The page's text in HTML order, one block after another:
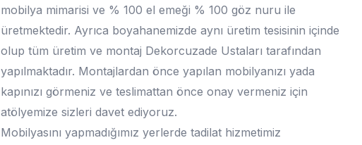
mobilya mimarisi ve % 100 el emeği % 100 göz nuru ile
üretmektedir. Ayrıca boyahanemizde aynı üretim tesisinin içinde
olup tüm üretim ve montaj Dekorcuzade Ustaları tarafından
yapılmaktadır. Montajlardan önce yapılan mobilyanızı yada
kapınızı görmeniz ve teslimattan önce onay vermeniz için
atölyemize sizleri davet ediyoruz.
Mobilyasını yapmadığımız yerlerde tadilat hizmetimiz